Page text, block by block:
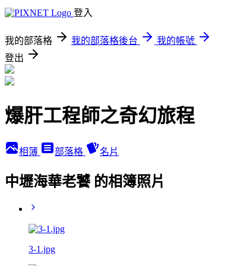
登入
我的部落格 我的部落格後台
我的帳號
登出
爆肝工程師之奇幻旅程
相簿 部落格 名片
中壢海華老饕 的相簿照片
3-1.jpg